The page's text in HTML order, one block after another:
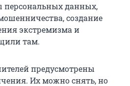
персональных данных,
создание
экстремизма и
там.
предусмотрены
Их можно снять, но